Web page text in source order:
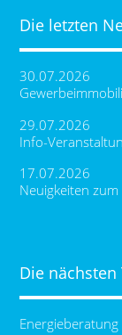
Die letzten
30.07.2026
29.07.2026
Info-
17.07.2026
Neuigkeiten
Die
Energieberatung